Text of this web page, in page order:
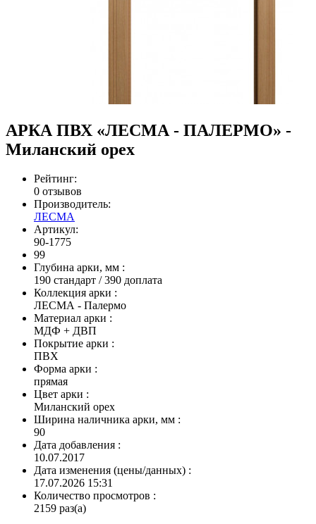
АРКА ПВХ «ЛЕСМА - ПАЛЕРМО» -
Миланский орех
Рейтинг:
0 отзывов
Производитель:
ЛЕСМА
Артикул:
90-1775
99
Глубина арки, мм :
190 стандарт / 390 доплата
Коллекция арки :
ЛЕСМА - Палермо
Материал арки :
МДФ + ДВП
Покрытие арки :
ПВХ
Форма арки :
прямая
Цвет арки :
Миланский орех
Ширина наличника арки, мм :
90
Дата добавления :
10.07.2017
Дата изменения (цены/данных) :
17.07.2026 15:31
Количество просмотров :
2159 раз(а)